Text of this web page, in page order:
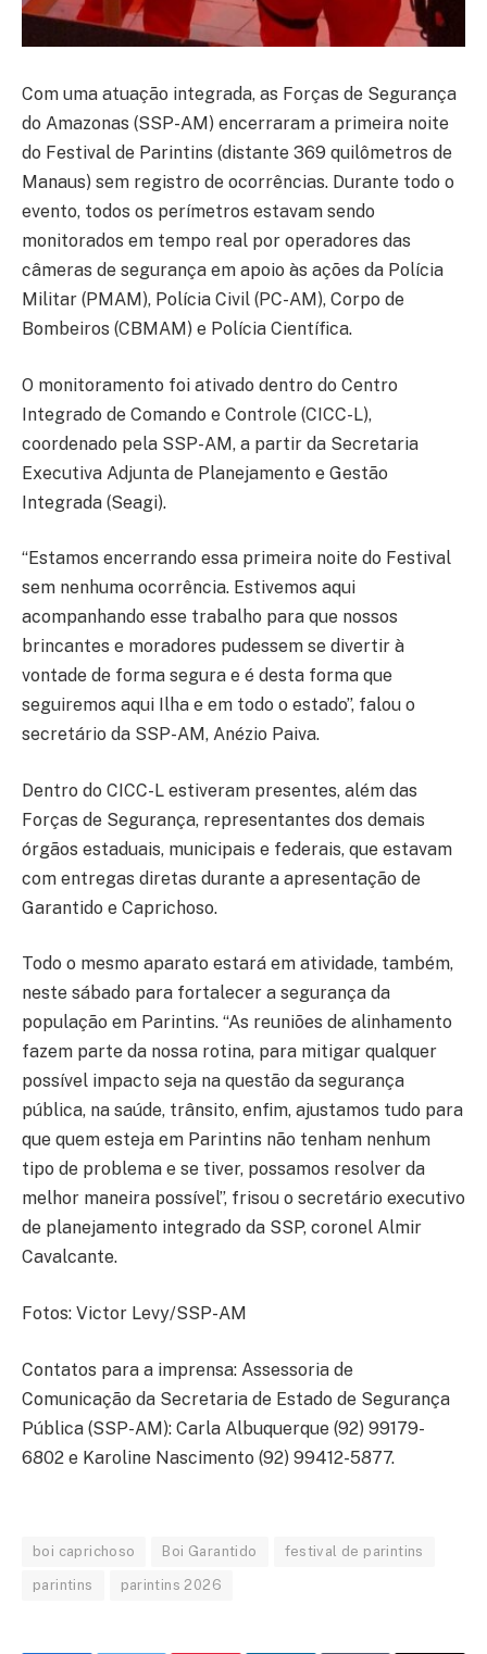
Com uma atuação integrada, as Forças de Segurança
do Amazonas (SSP-AM) encerraram a primeira noite
do Festival de Parintins (distante 369 quilômetros de
Manaus) sem registro de ocorrências. Durante todo o
evento, todos os perímetros estavam sendo
monitorados em tempo real por operadores das
câmeras de segurança em apoio às ações da Polícia
Militar (PMAM), Polícia Civil (PC-AM), Corpo de
Bombeiros (CBMAM) e Polícia Científica.
O monitoramento foi ativado dentro do Centro
Integrado de Comando e Controle (CICC-L),
coordenado pela SSP-AM, a partir da Secretaria
Executiva Adjunta de Planejamento e Gestão
Integrada (Seagi).
“Estamos encerrando essa primeira noite do Festival
sem nenhuma ocorrência. Estivemos aqui
acompanhando esse trabalho para que nossos
brincantes e moradores pudessem se divertir à
vontade de forma segura e é desta forma que
seguiremos aqui Ilha e em todo o estado”, falou o
secretário da SSP-AM, Anézio Paiva.
Dentro do CICC-L estiveram presentes, além das
Forças de Segurança, representantes dos demais
órgãos estaduais, municipais e federais, que estavam
com entregas diretas durante a apresentação de
Garantido e Caprichoso.
Todo o mesmo aparato estará em atividade, também,
neste sábado para fortalecer a segurança da
população em Parintins. “As reuniões de alinhamento
fazem parte da nossa rotina, para mitigar qualquer
possível impacto seja na questão da segurança
pública, na saúde, trânsito, enfim, ajustamos tudo para
que quem esteja em Parintins não tenham nenhum
tipo de problema e se tiver, possamos resolver da
melhor maneira possível”, frisou o secretário executivo
de planejamento integrado da SSP, coronel Almir
Cavalcante.
Fotos: Victor Levy/SSP-AM
Contatos para a imprensa: Assessoria de
Comunicação da Secretaria de Estado de Segurança
Pública (SSP-AM): Carla Albuquerque (92) 99179-
6802 e Karoline Nascimento (92) 99412-5877.
boi caprichoso Boi Garantido festival de parintins
parintins parintins 2026